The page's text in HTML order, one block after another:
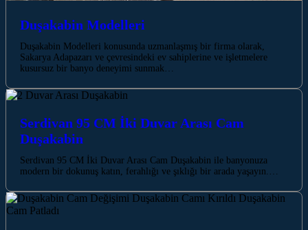
Duşakabin Modelleri
Duşakabin Modelleri konusunda uzmanlaşmış bir firma olarak,
Sakarya Adapazarı ve çevresindeki ev sahiplerine ve işletmelere
kusursuz bir banyo deneyimi sunmak…
Serdivan 95 CM İki Duvar Arası Cam
Duşakabin
Serdivan 95 CM İki Duvar Arası Cam Duşakabin ile banyonuza
modern bir dokunuş katın, ferahlığı ve şıklığı bir arada yaşayın.…